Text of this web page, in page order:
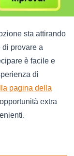
sta attirando
di provare a
è facile e
di
pagina della
extra